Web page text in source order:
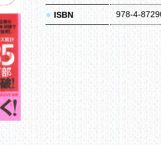
● ISBN 978-4-